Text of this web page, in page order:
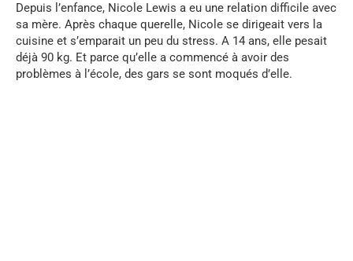
Depuis l’enfance, Nicole Lewis a eu une relation difficile avec
sa mère. Après chaque querelle, Nicole se dirigeait vers la
cuisine et s’emparait un peu du stress. A 14 ans, elle pesait
déjà 90 kg. Et parce qu’elle a commencé à avoir des
problèmes à l’école, des gars se sont moqués d’elle.